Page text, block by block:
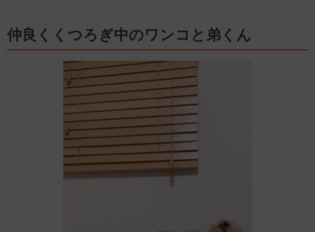
仲良くくつろぎ中のワンコと弟くん